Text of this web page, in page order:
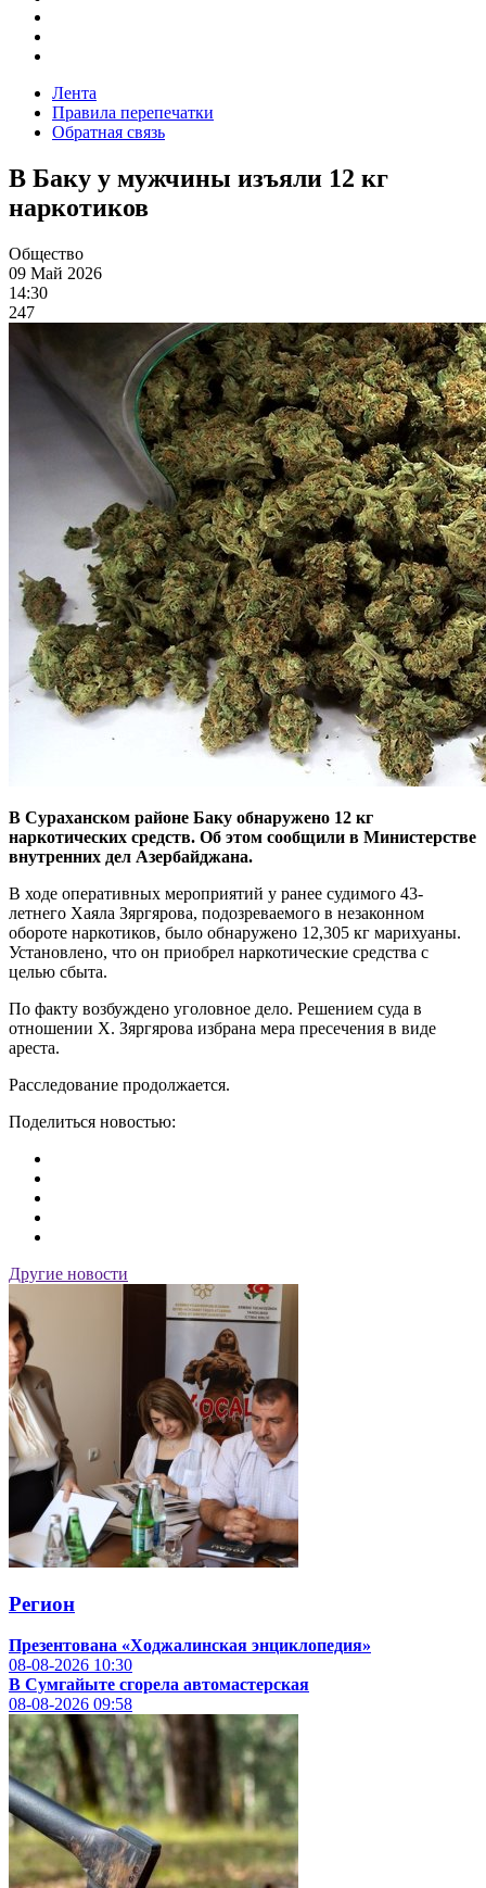
Лента
Правила перепечатки
Обратная связь
В Баку у мужчины изъяли 12 кг
наркотиков
Общество
09 Май 2026
14:30
247
В Сураханском районе Баку обнаружено 12 кг
наркотических средств. Об этом сообщили в Министерстве
внутренних дел Азербайджана.
В ходе оперативных мероприятий у ранее судимого 43-
летнего Хаяла Зяргярова, подозреваемого в незаконном
обороте наркотиков, было обнаружено 12,305 кг марихуаны.
Установлено, что он приобрел наркотические средства с
целью сбыта.
По факту возбуждено уголовное дело. Решением суда в
отношении Х. Зяргярова избрана мера пресечения в виде
ареста.
Расследование продолжается.
Поделиться новостью:
Другие новости
Регион
Презентована «Ходжалинская энциклопедия»
08-08-2026 10:30
В Сумгайыте сгорела автомастерская
08-08-2026 09:58